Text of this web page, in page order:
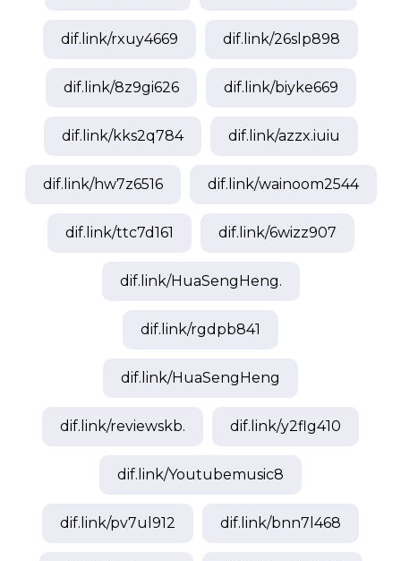
dif.link/rxuy4669 dif.link/26slp898
dif.link/8z9gi626 dif.link/biyke669
dif.link/kks2q784 dif.link/azzx.iuiu
dif.link/hw7z6516 dif.link/wainoom2544
dif.link/ttc7d161 dif.link/6wizz907
dif.link/HuaSengHeng.
dif.link/rgdpb841
dif.link/HuaSengHeng
dif.link/reviewskb. dif.link/y2flg410
dif.link/Youtubemusic8
dif.link/pv7ul912 dif.link/bnn7l468